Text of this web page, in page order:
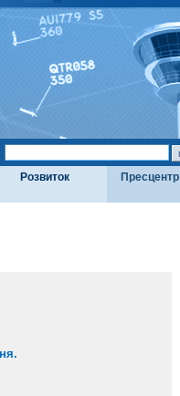
Розвиток Пресцентр